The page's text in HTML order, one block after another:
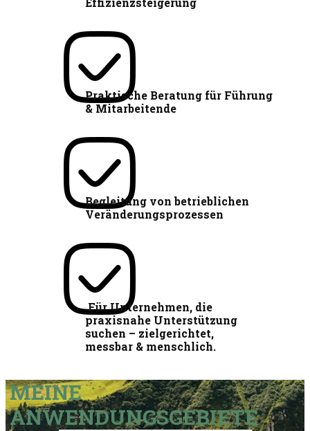
Praktische Beratung für Führung
& Mitarbeitende
Begleitung von betrieblichen
Veränderungsprozessen
Für Unternehmen, die
praxisnahe Unterstützung
suchen – zielgerichtet,
messbar & menschlich.
MEINE
ANWENDUNGSGEBIETE